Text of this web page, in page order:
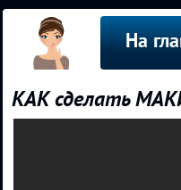
На
КАК сделать